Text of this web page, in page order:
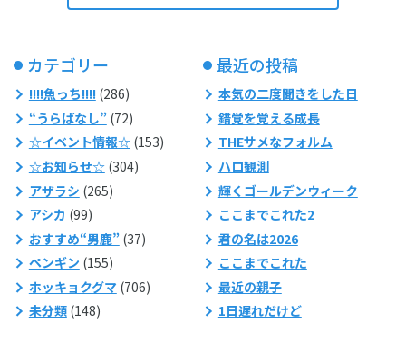
カテゴリー
!!!!魚っち!!!!(286)
“うらばなし”(72)
☆イベント情報☆(153)
☆お知らせ☆(304)
アザラシ (265)
アシカ (99)
おすすめ“男鹿”(37)
ペンギン (155)
ホッキョクグマ (706)
未分類(148)
最近の投稿
本気の二度聞きをした日
錯覚を覚える成長
THEサメなフォルム
ハロ観測
輝くゴールデンウィーク
ここまでこれた2
君の名は2026
ここまでこれた
最近の親子
1日遅れだけど